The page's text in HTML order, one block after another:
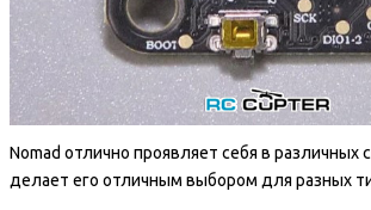
Nomad отлично проявляет себя в различных
делает его отличным выбором для разных